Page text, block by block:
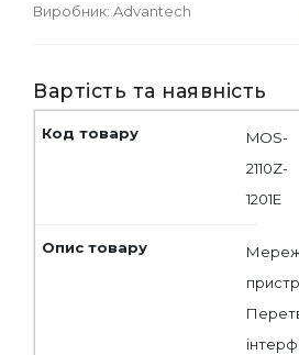
Виробник: Advantech
Вартість та наявність
MOS-
2110Z-
1201E